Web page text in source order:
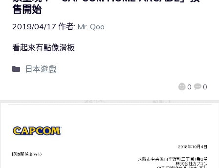
售開始
2019/04/17 作者: Mr. Qoo
0 0
看起來有點像滑板
日本遊戲